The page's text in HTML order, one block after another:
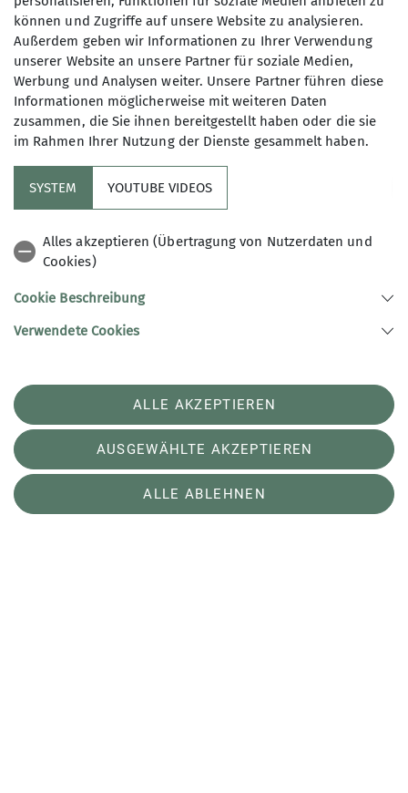
Johanna Schwarz
Kanulehrerin Wildwasser Kajak
können und Zugriffe auf unsere Website zu analysieren.
Außerdem geben wir Informationen zu Ihrer Verwendung
unserer Website an unsere Partner für soziale Medien,
Werbung und Analysen weiter. Unsere Partner führen diese
Informationen möglicherweise mit weiteren Daten
zusammen, die Sie ihnen bereitgestellt haben oder die sie
im Rahmen Ihrer Nutzung der Dienste gesammelt haben.
SYSTEM YOUTUBE VIDEOS
Alles akzeptieren (Übertragung von Nutzerdaten und
Cookies)
Cookie Beschreibung
Verwendete Cookies
ALLE AKZEPTIEREN
AUSGEWÄHLTE AKZEPTIEREN
ALLE ABLEHNEN